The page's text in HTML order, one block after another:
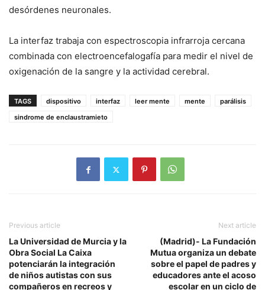
desórdenes neuronales.
La interfaz trabaja con espectroscopia infrarroja cercana
combinada con electroencefalogafía para medir el nivel de
oxigenación de la sangre y la actividad cerebral.
TAGS dispositivo interfaz leer mente mente
parálisis
sindrome de enclaustramieto
Previous article
La Universidad de Murcia y la
Obra Social La Caixa
potenciarán la integración
de niños autistas con sus
compañeros en recreos y
Next article
(Madrid)- La Fundación
Mutua organiza un debate
sobre el papel de padres y
educadores ante el acoso
escolar en un ciclo de